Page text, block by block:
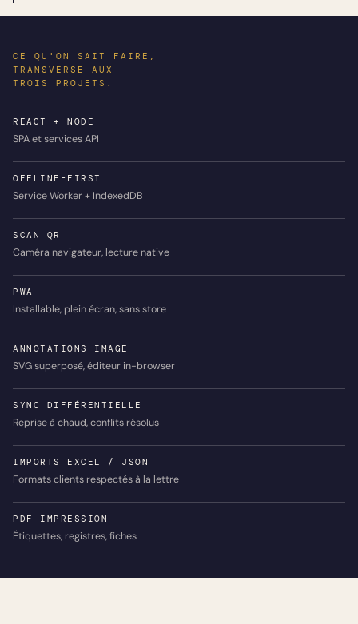
CE QU'ON SAIT FAIRE,
TRANSVERSE AUX
TROIS PROJETS.
REACT + NODE
SPA et services API
OFFLINE-FIRST
Service Worker + IndexedDB
SCAN QR
Caméra navigateur, lecture native
PWA
Installable, plein écran, sans store
ANNOTATIONS IMAGE
SVG superposé, éditeur in-browser
SYNC DIFFÉRENTIELLE
Reprise à chaud, conflits résolus
IMPORTS EXCEL / JSON
Formats clients respectés à la lettre
PDF IMPRESSION
Étiquettes, registres, fiches